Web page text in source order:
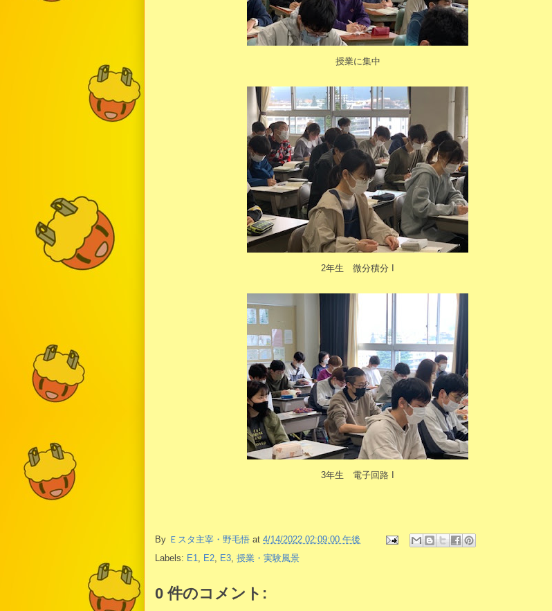
授業に集中
2年生 微分積分 I
3年生 電子回路 I
By Ｅスタ主宰・野毛悟 at 4/14/2022 02:09:00 午後
Labels: E1 E2 E3 授業・実験風景
0 件のコメント: